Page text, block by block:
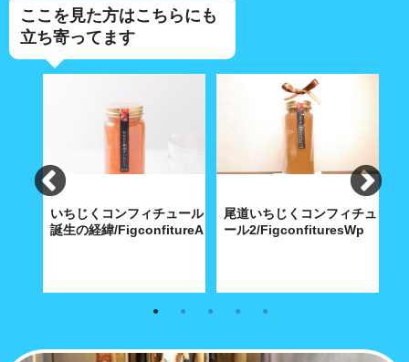
ここを見た方はこちらにも
立ち寄ってます
いちじくコンフィチュール
誕生の経緯/FigconfitureA
尾道ブランドづくりで、発案し
尾道いちじくコンフィチュ
ール2/FigconfituresWp
心のこもった1本の手造りおの